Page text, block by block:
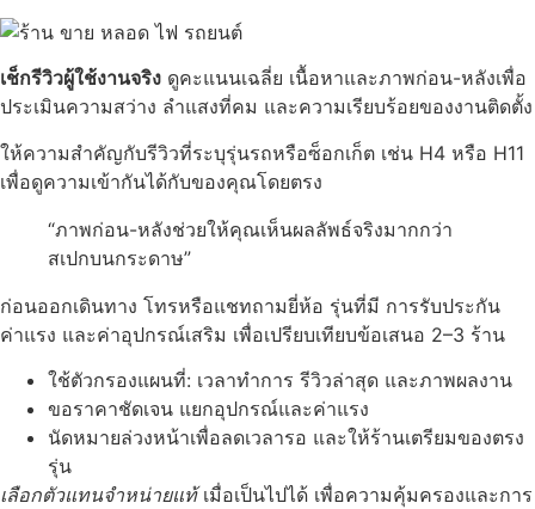
เช็กรีวิวผู้ใช้งานจริง ดูคะแนนเฉลี่ย เนื้อหาและภาพก่อน-หลังเพื่อ
ประเมินความสว่าง ลำแสงที่คม และความเรียบร้อยของงานติดตั้ง
ให้ความสำคัญกับรีวิวที่ระบุรุ่นรถหรือซ็อกเก็ต เช่น H4 หรือ H11
เพื่อดูความเข้ากันได้กับของคุณโดยตรง
“ภาพก่อน-หลังช่วยให้คุณเห็นผลลัพธ์จริงมากกว่า
สเปกบนกระดาษ”
ก่อนออกเดินทาง โทรหรือแชทถามยี่ห้อ รุ่นที่มี การรับประกัน
ค่าแรง และค่าอุปกรณ์เสริม เพื่อเปรียบเทียบข้อเสนอ 2–3 ร้าน
ใช้ตัวกรองแผนที่: เวลาทำการ รีวิวล่าสุด และภาพผลงาน
ขอราคาชัดเจน แยกอุปกรณ์และค่าแรง
นัดหมายล่วงหน้าเพื่อลดเวลารอ และให้ร้านเตรียมของตรง
รุ่น
เลือกตัวแทนจำหน่ายแท้เมื่อเป็นไปได้ เพื่อความคุ้มครองและการ